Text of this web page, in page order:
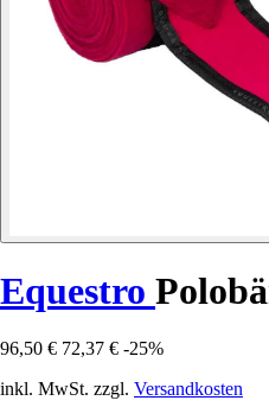
Equestro
96,50 € 72,37 € -25%
inkl. MwSt. zzgl. Versandkosten